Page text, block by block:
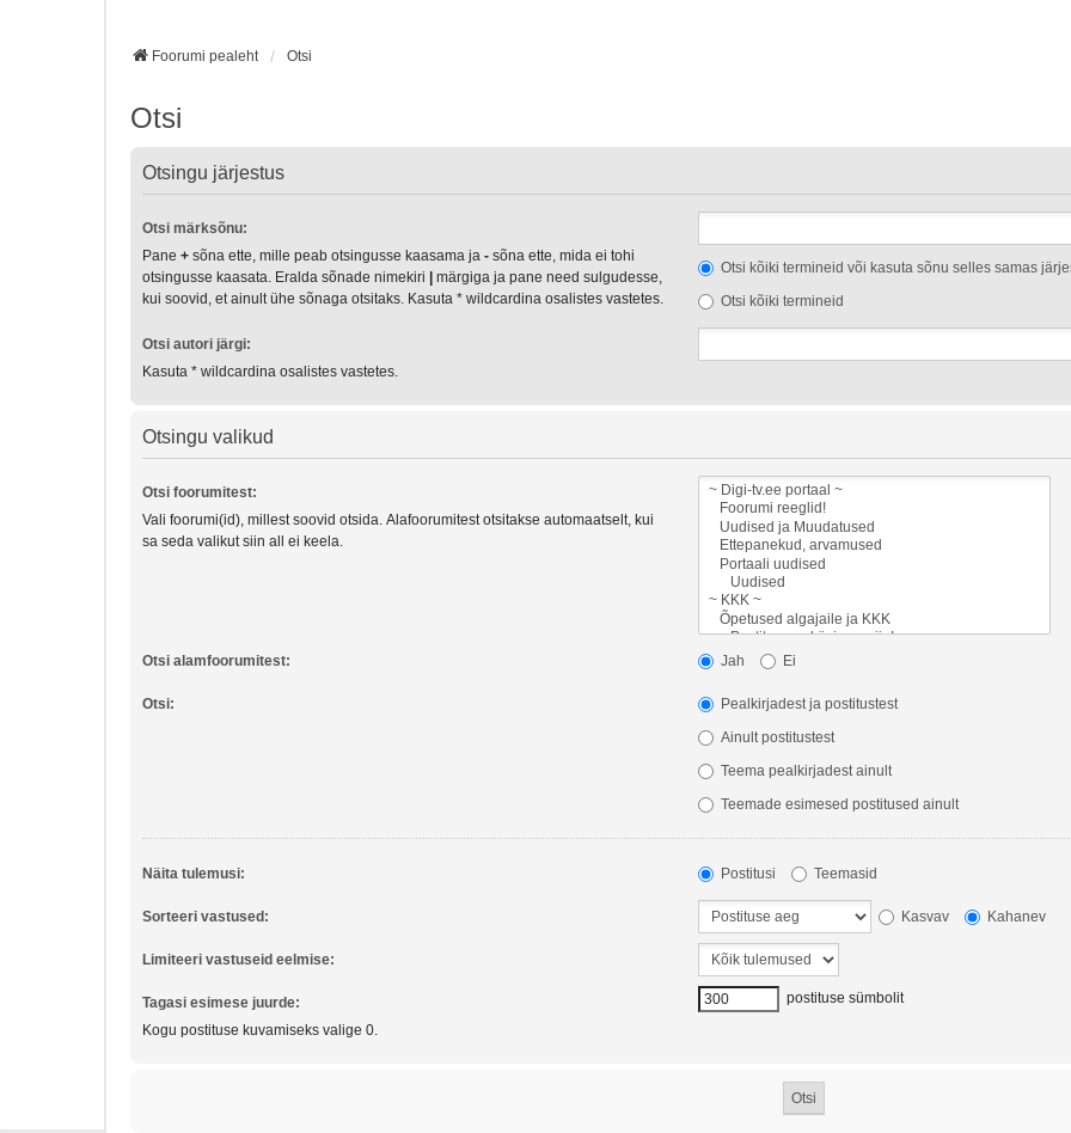
Foorumi pealeht Otsi
Otsi
Otsingu järjestus
Otsi märksõnu:
Pane + sõna ette, mille peab otsingusse kaasama ja - sõna ette, mida ei tohi
otsingusse kaasata. Eralda sõnade nimekiri
märgiga ja pane need sulgudesse,
kui soovid, et ainult ühe sõnaga otsitaks. Kasuta * wildcardina osalistes vastetes.
Otsi kõiki termineid või kasuta sõnu selles samas
Otsi kõiki termineid
Otsi autori järgi:
Kasuta * wildcardina osalistes vastetes.
Otsingu valikud
Otsi foorumitest:
Vali foorumi(id), millest soovid otsida. Alafoorumitest otsitakse automaatselt, kui
sa seda valikut siin all ei keela.
Otsi alamfoorumitest: Jah Ei
Otsi:
Pealkirjadest ja postitustest
Ainult postitustest
Teema pealkirjadest ainult
Teemade esimesed postitused ainult
Näita tulemusi: Postitusi Teemasid
Sorteeri vastused: Kasvav Kahanev
Limiteeri vastuseid eelmise:
Tagasi esimese juurde:
Kogu postituse kuvamiseks valige 0.
postituse sümbolit